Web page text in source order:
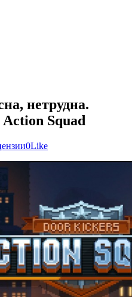
нетрудна.
Squad
0Like